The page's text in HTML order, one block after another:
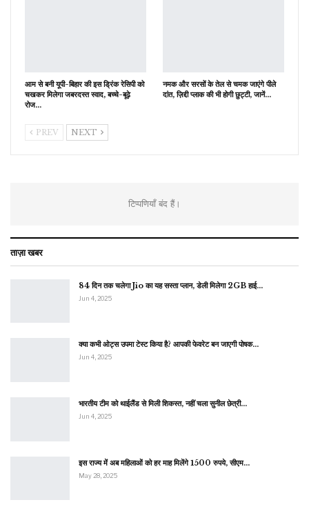
आम से बनी यूपी-बिहार की इस ड्रिंक रेसिपी को
चखकर मिलेगा जबरदस्त स्वाद, बच्चे-बूढ़े
रोज…
नमक और सरसों के तेल से चमक जाएंगे पीले
दांत, ज़िद्दी प्लाक की भी होगी छुट्टी, जानें…
PREV NEXT
टिप्पणियाँ बंद हैं।
ताज़ा खबर
84 दिन तक चलेगा Jio का यह सस्ता प्लान, डेली मिलेगा 2GB हाई…
Jun 4, 2025
क्या कभी ओट्स उपमा टेस्ट किया है? आपकी फेवरेट बन जाएगी पोषक…
Jun 4, 2025
भारतीय टीम को थाईलैंड से मिली शिकस्त, नहीं चला सुनील छेत्री…
Jun 4, 2025
इस राज्य में अब महिलाओं को हर माह मिलेंगे 1500 रुपये, सीएम…
May 28, 2025